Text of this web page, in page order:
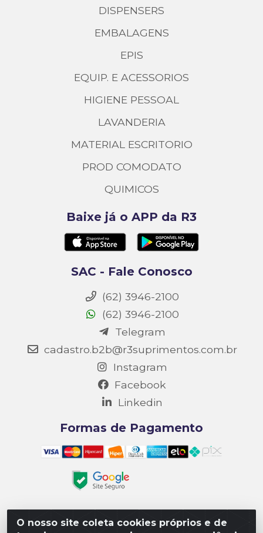
O nosso site coleta cookies próprios e de
DISPENSERS
EMBALAGENS
EPIS
EQUIP. E ACESSORIOS
HIGIENE PESSOAL
LAVANDERIA
MATERIAL ESCRITORIO
PROD COMODATO
QUIMICOS
Baixe já o APP da R3
SAC - Fale Conosco
(62) 3946-2100
(62) 3946-2100
Telegram
cadastro.b2b@r3suprimentos.com.br
Instagram
Facebook
Linkedin
Formas de Pagamento
Matriz R3 Suprimentos - Rua 14, Polo Empresarial Goiás